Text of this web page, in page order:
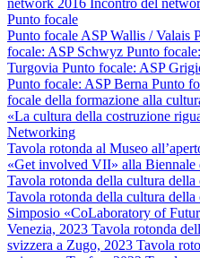
network 2016 Incontro del
Punto focale
Punto focale ASP Wallis / Valais
focale: ASP Schwyz Punto
Turgovia Punto focale: ASP
Punto focale: ASP Berna Punto
focale della formazione alla
«La cultura della costruzione
Networking
Tavola rotonda al Museo
«Get involved VII» alla Biennale
Tavola rotonda della cultura
Tavola rotonda della cultura
Simposio «CoLaboratory of
Venezia, 2023 Tavola rotonda
svizzera a Zugo, 2023 Tavola